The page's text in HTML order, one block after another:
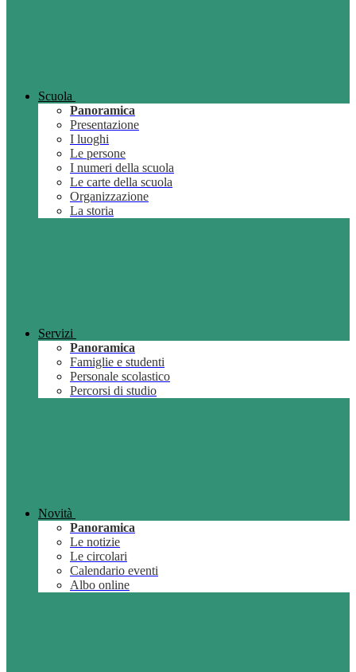
Scuola
Panoramica
Presentazione
I luoghi
Le persone
I numeri della scuola
Le carte della scuola
Organizzazione
La storia
Servizi
Panoramica
Famiglie e studenti
Personale scolastico
Percorsi di studio
Novità
Panoramica
Le notizie
Le circolari
Calendario eventi
Albo online